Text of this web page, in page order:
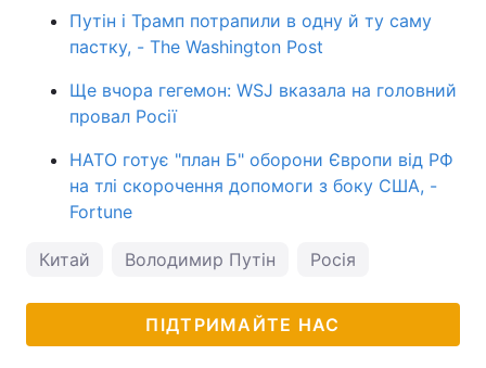
Путін і Трамп потрапили в одну й ту саму
пастку, - The Washington Post
Ще вчора гегемон: WSJ вказала на головний
провал Росії
НАТО готує "план Б" оборони Європи від РФ
на тлі скорочення допомоги з боку США, -
Fortune
Китай Володимир Путін Росія
ПІДТРИМАЙТЕ НАС